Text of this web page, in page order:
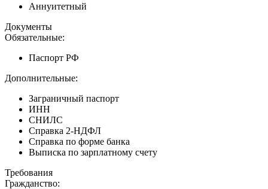
Аннуитетный
Документы
Обязательные:
Паспорт РФ
Дополнительные:
Заграничный паспорт
ИНН
СНИЛС
Справка 2-НДФЛ
Справка по форме банка
Выписка по зарплатному счету
Требования
Гражданство: